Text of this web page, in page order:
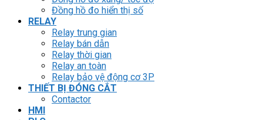
Đồng hồ đo hiển thị số
RELAY
Relay trung gian
Relay bán dẫn
Relay thời gian
Relay an toàn
Relay bảo vệ động cơ 3P
THIẾT BỊ ĐÓNG CẮT
Contactor
HMI